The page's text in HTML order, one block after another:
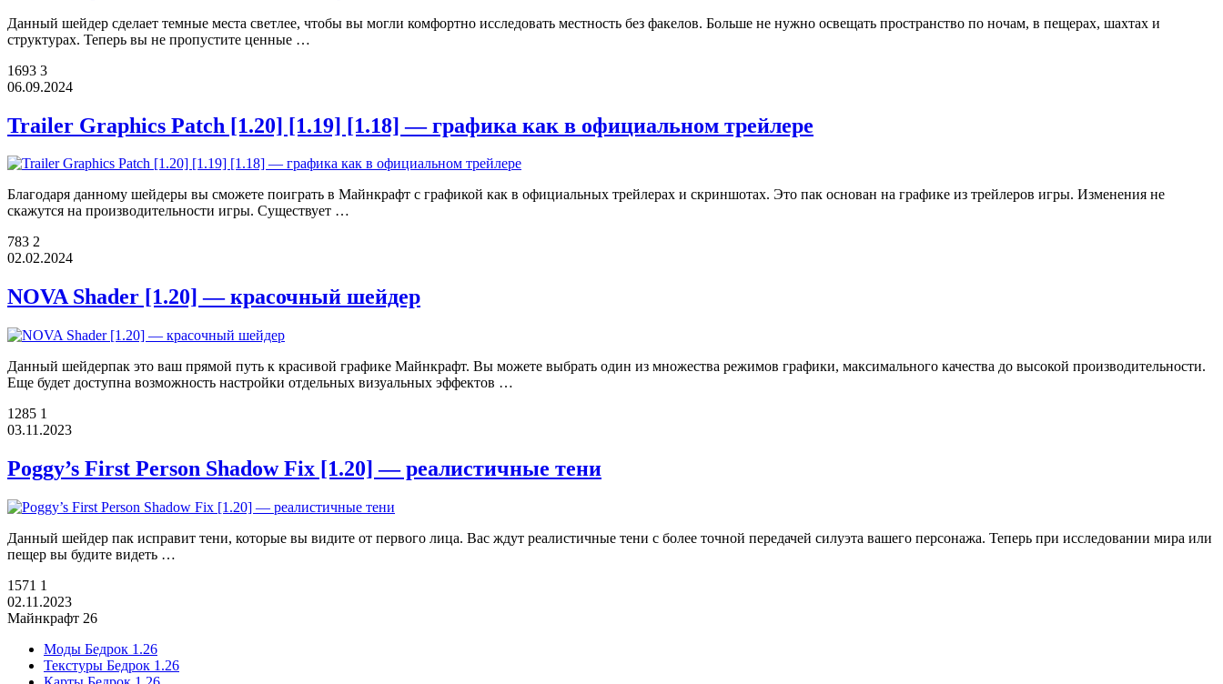
Данный шейдер сделает темные места светлее, чтобы вы могли комфортно исследовать местность без факелов. Больше не нужно освещать пространство по ночам, в пещерах, шахтах и
структурах. Теперь вы не пропустите ценные …
1693 3
06.09.2024
Trailer Graphics Patch [1.20] [1.19] [1.18] — графика как в официальном трейлере
Благодаря данному шейдеры вы сможете поиграть в Майнкрафт с графикой как в официальных трейлерах и скриншотах. Это пак основан на графике из трейлеров игры. Изменения не
скажутся на производительности игры. Существует …
783 2
02.02.2024
NOVA Shader [1.20] — красочный шейдер
Данный шейдерпак это ваш прямой путь к красивой графике Майнкрафт. Вы можете выбрать один из множества режимов графики, максимального качества до высокой производительности.
Еще будет доступна возможность настройки отдельных визуальных эффектов …
1285 1
03.11.2023
Poggy’s First Person Shadow Fix [1.20] — реалистичные тени
Данный шейдер пак исправит тени, которые вы видите от первого лица. Вас ждут реалистичные тени с более точной передачей силуэта вашего персонажа. Теперь при исследовании мира или
пещер вы будите видеть …
1571 1
02.11.2023
Майнкрафт 26
Моды Бедрок 1.26
Текстуры Бедрок 1.26